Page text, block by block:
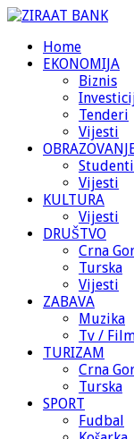
Home
EKONOMIJA
Biznis
Tenderi
Vijesti
Studenti
Vijesti
KULTURA
Vijesti
DRUŠTVO
Crna
Turska
Vijesti
ZABAVA
Muzika
Tv /
TURIZAM
Crna
Turska
SPORT
Fudbal